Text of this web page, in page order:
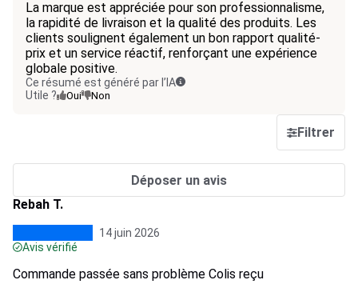
La marque est appréciée pour son professionnalisme,
la rapidité de livraison et la qualité des produits. Les
clients soulignent également un bon rapport qualité-
prix et un service réactif, renforçant une expérience
globale positive.
Ce résumé est généré par l’IA
Utile ?
Oui Non
Filtrer
Déposer un avis
Rebah T.
14 juin 2026
Avis vérifié
Commande passée sans problème Colis reçu